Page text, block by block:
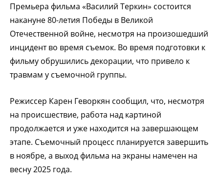
Премьера фильма «Василий Теркин» состоится
накануне 80-летия Победы в Великой
Отечественной войне, несмотря на произошедший
инцидент во время съемок. Во время подготовки к
фильму обрушились декорации, что привело к
травмам у съемочной группы.
Режиссер Карен Геворкян сообщил, что, несмотря
на происшествие, работа над картиной
продолжается и уже находится на завершающем
этапе. Съемочный процесс планируется завершить
в ноябре, а выход фильма на экраны намечен на
весну 2025 года.